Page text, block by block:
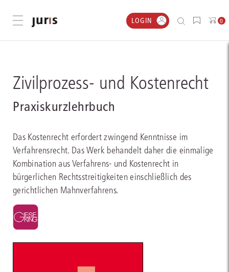
Menü öffnen LOGIN 0
Zivilprozess- und Kostenrecht
Praxiskurzlehrbuch
Das Kostenrecht erfordert zwingend Kenntnisse im
Verfahrensrecht. Das Werk behandelt daher die einmalige
Kombination aus Verfahrens- und Kostenrecht in
bürgerlichen Rechtsstreitigkeiten einschließlich des
gerichtlichen Mahnverfahrens.